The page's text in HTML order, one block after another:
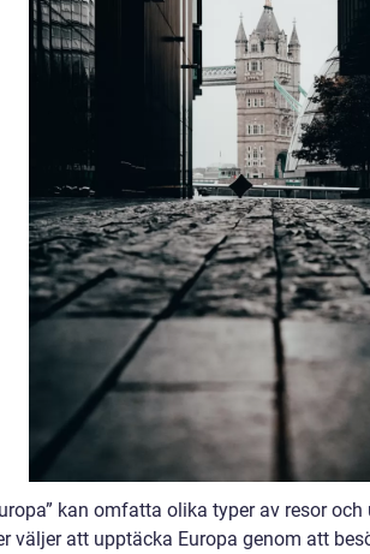
kan omfatta olika typer av resor
väljer att upptäcka Europa genom att